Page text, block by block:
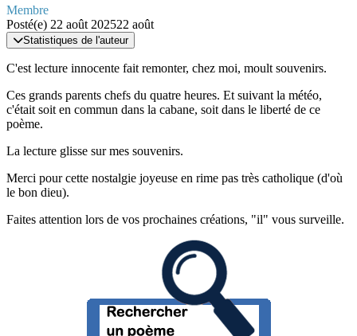
Membre
Posté(e) 22 août 202522 août
Statistiques de l'auteur
C'est lecture innocente fait remonter, chez moi, moult souvenirs.
Ces grands parents chefs du quatre heures. Et suivant la météo,
c'était soit en commun dans la cabane, soit dans le liberté de ce
poème.
La lecture glisse sur mes souvenirs.
Merci pour cette nostalgie joyeuse en rime pas très catholique (d'où
le bon dieu).
Faites attention lors de vos prochaines créations, "il" vous surveille.